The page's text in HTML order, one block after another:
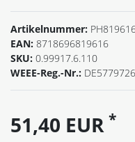
Artikelnummer:
EAN: 8718696819616
SKU: 0.99917.6.110
WEEE-Reg.-Nr.:
51,40 EUR *